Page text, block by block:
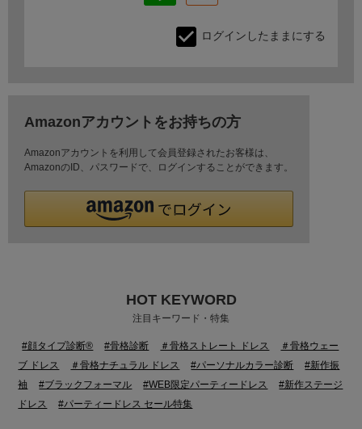
ログインしたままにする
Amazonアカウントをお持ちの方
Amazonアカウントを利用して会員登録されたお客様は、
AmazonのID、パスワードで、ログインすることができます。
HOT KEYWORD
注目キーワード・特集
#顔タイプ診断® #骨格診断 ＃骨格ストレート ドレス
＃骨格ウェー
ブ ドレス
＃骨格ナチュラル ドレス #パーソナルカラー診断
#新作振
袖
#ブラックフォーマル #WEB限定パーティードレス
#新作ステージ
ドレス
#パーティードレス セール特集